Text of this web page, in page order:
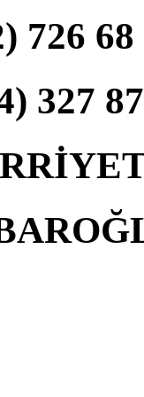
726 68
327